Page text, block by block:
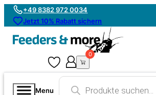
+49 8382 972 0034
Jetzt 10% Rabatt sichern
0
Menu
Products
search